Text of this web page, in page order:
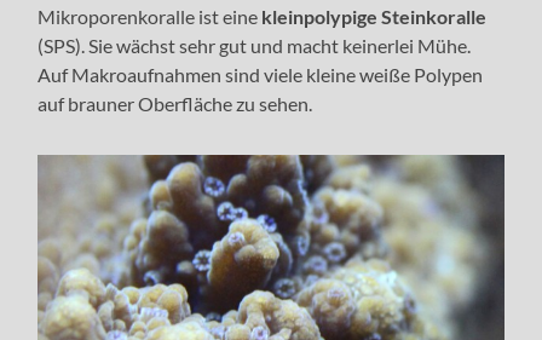
Mikroporenkoralle ist eine kleinpolypige Steinkoralle
(SPS). Sie wächst sehr gut und macht keinerlei Mühe.
Auf Makroaufnahmen sind viele kleine weiße Polypen
auf brauner Oberfläche zu sehen.